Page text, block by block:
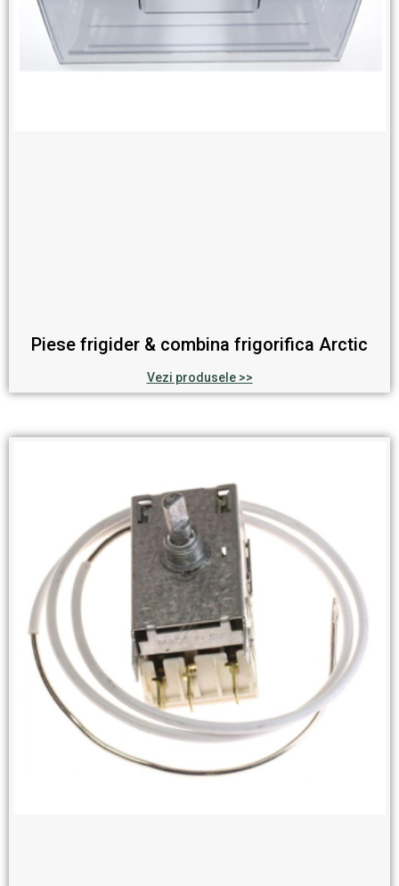
Piese frigider & combina frigorifica Arctic
Vezi produsele >>